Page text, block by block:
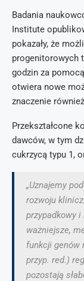
Badania
Institute
pokazały, że
progenitorowych
godzin za
otwiera nowe
znaczenie
Przekształcone
dawców, w tym
cukrzycą typu 1,
„Uznajemy
rozwoju
przypadkowy i
ważniejsze,
funkcji genów
przyp. red.)
pozostają